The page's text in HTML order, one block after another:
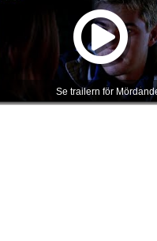
Se trailern för